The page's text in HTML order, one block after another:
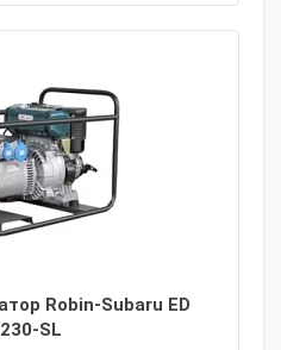
Robin-Subaru ED
SL